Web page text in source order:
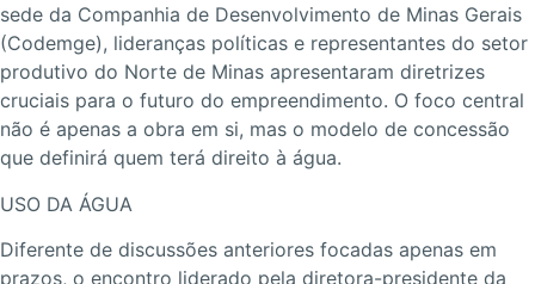
sede da Companhia de Desenvolvimento de Minas Gerais
(Codemge), lideranças políticas e representantes do setor
produtivo do Norte de Minas apresentaram diretrizes
cruciais para o futuro do empreendimento. O foco central
não é apenas a obra em si, mas o modelo de concessão
que definirá quem terá direito à água.
USO DA ÁGUA
Diferente de discussões anteriores focadas apenas em
prazos, o encontro liderado pela diretora-presidente da